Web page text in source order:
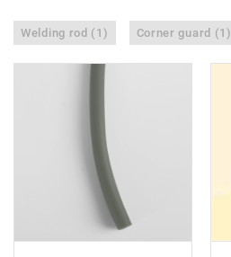
Welding rod (1) Corner guard (1)